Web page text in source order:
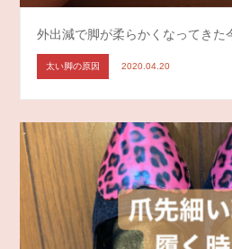
外出減で脚が柔らかくなってきた
太い脚の原因 2020.04.20